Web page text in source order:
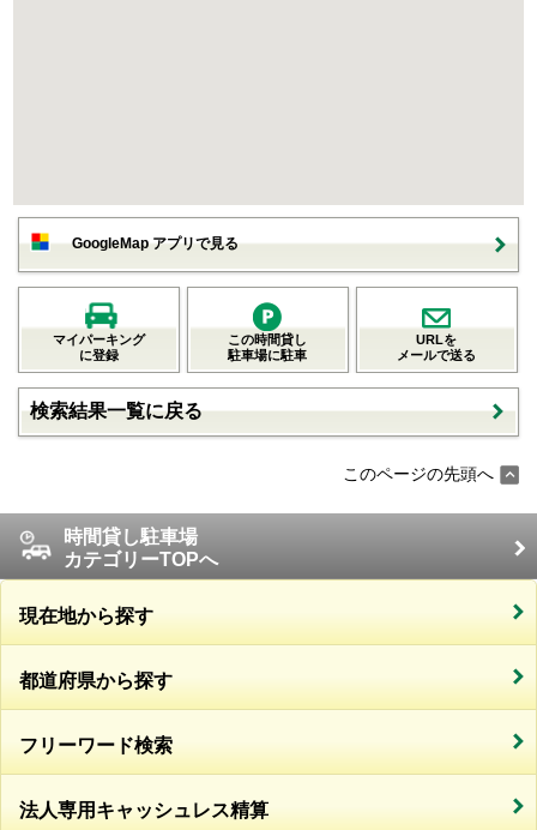
GoogleMap アプリで見る
マイパーキング
に登録
この時間貸し
駐車場に駐車
URLを
メールで送る
検索結果一覧に戻る
このページの先頭へ
時間貸し駐車場
カテゴリーTOPへ
現在地から探す
都道府県から探す
フリーワード検索
法人専用キャッシュレス精算